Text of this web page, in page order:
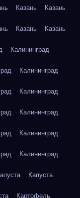
Казань Казань
Казань Казань
Калининград
Калининград
Калининград
Калининград
Калининград
Калининград
Капуста
Картофель